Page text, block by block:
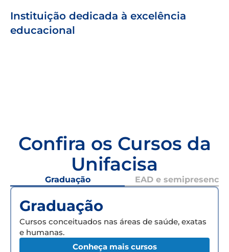
Instituição dedicada à excelência
educacional
Confira os Cursos da
Unifacisa
Graduação EAD e semipresencial
Graduação
Cursos conceituados nas áreas de saúde, exatas
e humanas.
Conheça mais cursos